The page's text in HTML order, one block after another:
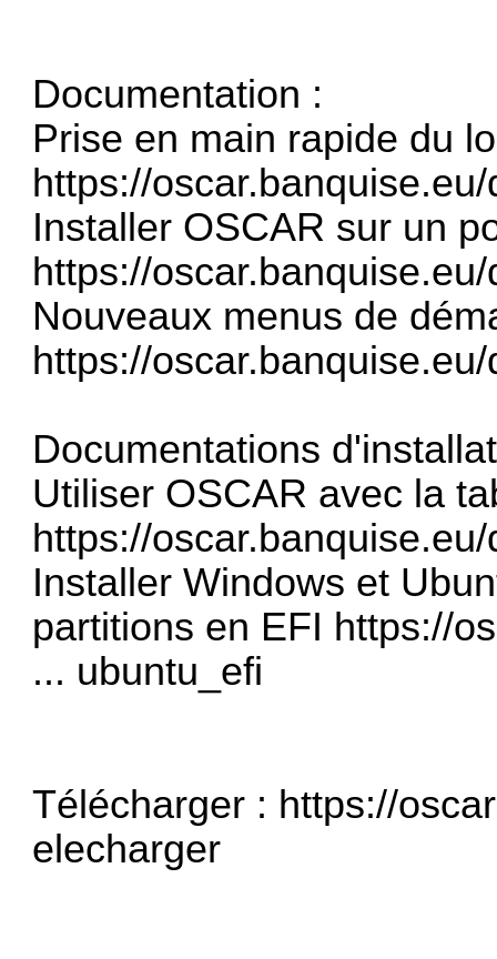
Documentation :
Prise en main rapide du
https://
Installer OSCAR sur un
https://
Nouveaux menus de
https://
Documentations
Utiliser OSCAR avec la
https://
Installer Windows et
partitions en EFI https://
... ubuntu_efi
Télécharger : https://
elecharger